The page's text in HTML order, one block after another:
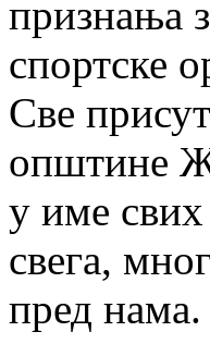
признања
спортске
Све
општине
у име
свега,
пред нама.